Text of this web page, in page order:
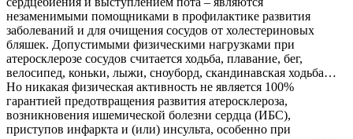
незаменимыми помощниками в профилактике развития
заболеваний и для очищения сосудов от холестериновых
бляшек. Допустимыми физическими нагрузками при
атеросклерозе сосудов считается ходьба, плавание, бег,
велосипед, коньки, лыжи, сноуборд, скандинавская ходьба…
Но никакая физическая активность не является 100%
гарантией предотвращения развития атеросклероза,
возникновения ишемической болезни сердца (ИБС),
приступов инфаркта и (или) инсульта, особенно при